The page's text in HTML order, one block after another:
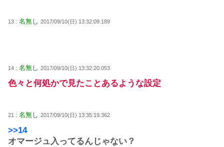
13 : 名無し 2017/09/10(日) 13:32:09.189
14 : 名無し 2017/09/10(日) 13:32:20.053
色々と何処かで見たことあるような設定
21 : 名無し 2017/09/10(日) 13:35:19.362
>>14
オマージュ入ってるんじゃない？